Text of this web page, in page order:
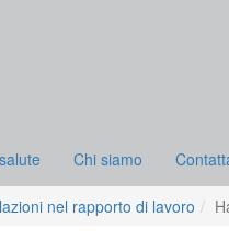
Chi siamo
nel rapporto di lavoro